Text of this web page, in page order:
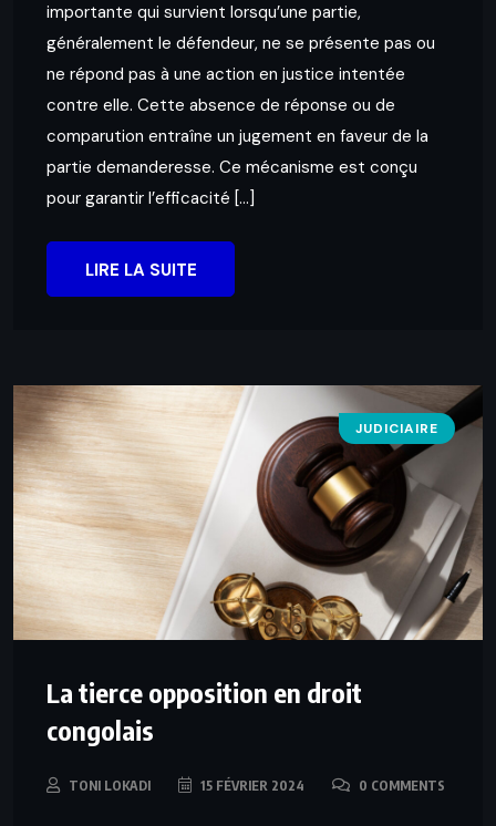
importante qui survient lorsqu’une partie,
généralement le défendeur, ne se présente pas ou
ne répond pas à une action en justice intentée
contre elle. Cette absence de réponse ou de
comparution entraîne un jugement en faveur de la
partie demanderesse. Ce mécanisme est conçu
pour garantir l’efficacité […]
LIRE LA SUITE
JUDICIAIRE
La tierce opposition en droit
congolais
TONI LOKADI 15 FÉVRIER 2024 0 COMMENTS